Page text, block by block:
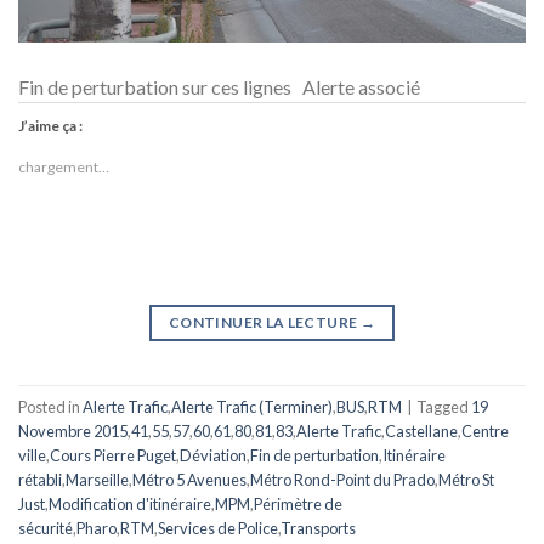
Fin de perturbation sur ces lignes Alerte associé
J’aime ça :
chargement…
CONTINUER LA LECTURE →
Posted inAlerte Trafic,Alerte Trafic (Terminer),BUS,RTM Tagged 19
Novembre 2015,41,55,57,60,61,80,81,83,Alerte Trafic,Castellane,Centre
ville,Cours Pierre Puget,Déviation,Fin de perturbation,Itinéraire
rétabli,Marseille,Métro 5 Avenues,Métro Rond-Point du Prado,Métro St
Just,Modification d'itinéraire,MPM,Périmètre de
sécurité,Pharo,RTM,Services de Police,Transports